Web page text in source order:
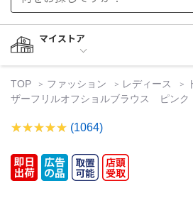
マイストア
TOP ファッション レディース
ザーフリルオフショルブラウス ピンク
(1064)